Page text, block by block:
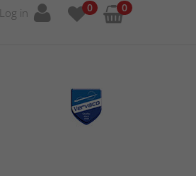
Log in 0 0